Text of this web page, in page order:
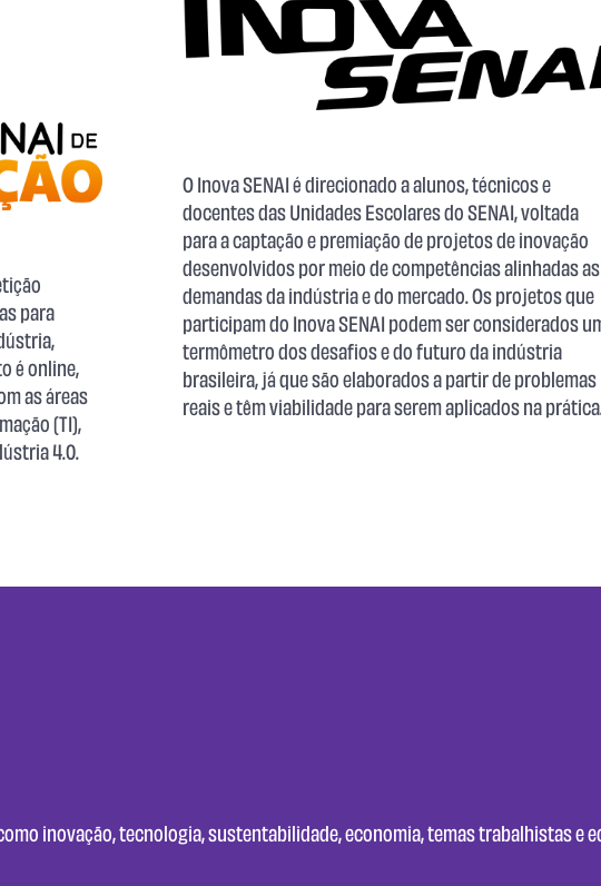
para
é online,
as áreas
(TI),
4.0.
O Inova SENAI é direcionado a alunos, técnicos e
docentes das Unidades Escolares do SENAI, voltada
para a captação e premiação de projetos de inovação
desenvolvidos por meio de competências alinhadas as
demandas da indústria e do mercado. Os projetos que
participam do Inova SENAI podem ser considerados
termômetro dos desafios e do futuro da indústria
brasileira, já que são elaborados a partir de problemas
reais e têm viabilidade para serem aplicados na
inovação, tecnologia, sustentabilidade, economia, temas trabalhistas e